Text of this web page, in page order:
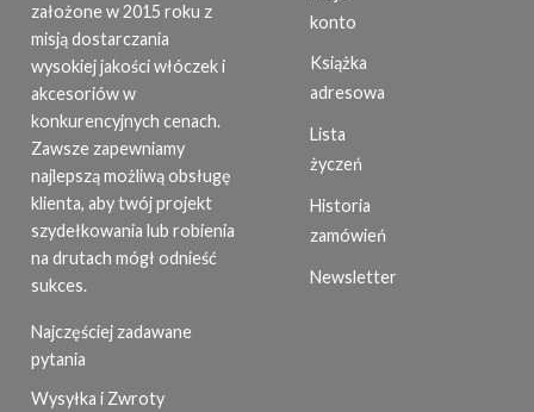
założone w 2015 roku z
misją dostarczania
wysokiej jakości włóczek i
akcesoriów w
konkurencyjnych cenach.
Zawsze zapewniamy
najlepszą możliwą obsługę
klienta, aby twój projekt
szydełkowania lub robienia
na drutach mógł odnieść
sukces.
Najczęściej zadawane
pytania
Wysyłka i Zwroty
konto
Książka
adresowa
Lista
życzeń
Historia
zamówień
Newsletter